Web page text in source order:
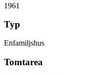
1961
Typ
Enfamiljshus
Tomtarea